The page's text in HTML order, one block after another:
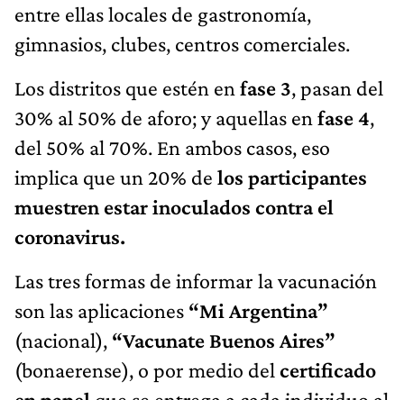
entre ellas locales de gastronomía,
gimnasios, clubes, centros comerciales.
Los distritos que estén en fase 3, pasan del
30% al 50% de aforo; y aquellas en fase 4,
del 50% al 70%. En ambos casos, eso
implica que un 20% de los participantes
muestren estar inoculados contra el
coronavirus.
Las tres formas de informar la vacunación
son las aplicaciones “Mi Argentina”
(nacional), “Vacunate Buenos Aires”
(bonaerense), o por medio del certificado